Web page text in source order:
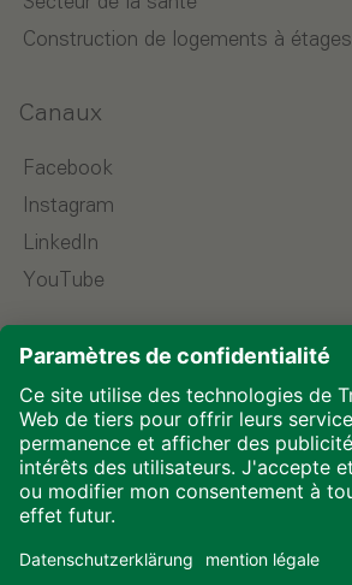
Construction de logements à étages
Canaux
Facebook
Instagram
LinkedIn
YouTube
Choisir la langue
Mentions légales